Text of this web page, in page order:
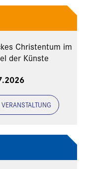
Christentum im
der Künste